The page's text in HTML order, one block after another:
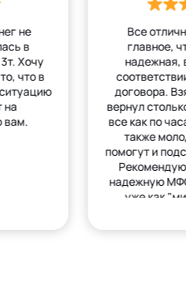
не
в
Хочу
что в
на
вам.
Все
главное,
надежная,
договора.
вернул
все как по
также
помогут и
надежную
уже как